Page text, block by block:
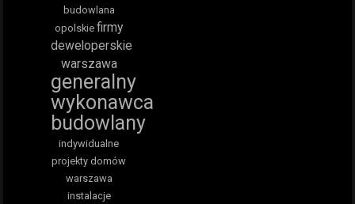
budowlana
opolskie firmy
deweloperskie
warszawa
generalny
wykonawca
budowlany
indywidualne
projekty domów
warszawa
instalacje